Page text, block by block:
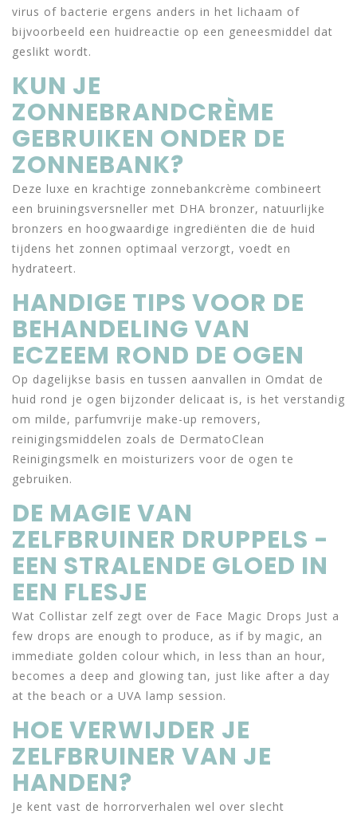
virus of bacterie ergens anders in het lichaam of
bijvoorbeeld een huidreactie op een geneesmiddel dat
geslikt wordt.
KUN JE
ZONNEBRANDCRÈME
GEBRUIKEN ONDER DE
ZONNEBANK?
Deze luxe en krachtige zonnebankcrème combineert
een bruiningsversneller met DHA bronzer, natuurlijke
bronzers en hoogwaardige ingrediënten die de huid
tijdens het zonnen optimaal verzorgt, voedt en
hydrateert.
HANDIGE TIPS VOOR DE
BEHANDELING VAN
ECZEEM ROND DE OGEN
Op dagelijkse basis en tussen aanvallen in Omdat de
huid rond je ogen bijzonder delicaat is, is het verstandig
om milde, parfumvrije make-up removers,
reinigingsmiddelen zoals de DermatoClean
Reinigingsmelk en moisturizers voor de ogen te
gebruiken.
DE MAGIE VAN
ZELFBRUINER DRUPPELS -
EEN STRALENDE GLOED IN
EEN FLESJE
Wat Collistar zelf zegt over de Face Magic Drops Just a
few drops are enough to produce, as if by magic, an
immediate golden colour which, in less than an hour,
becomes a deep and glowing tan, just like after a day
at the beach or a UVA lamp session.
HOE VERWIJDER JE
ZELFBRUINER VAN JE
HANDEN?
Je kent vast de horrorverhalen wel over slecht